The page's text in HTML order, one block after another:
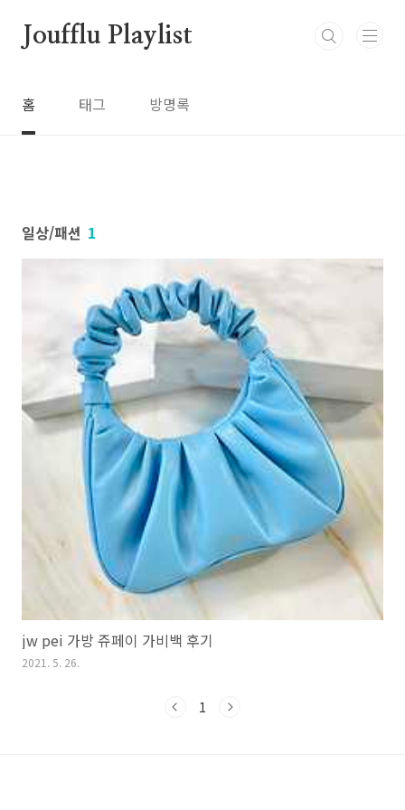
Joufflu Playlist
홈 태그 방명록
일상/패션 1
jw pei 가방 쥬페이 가비백 후기
2021. 5. 26.
1